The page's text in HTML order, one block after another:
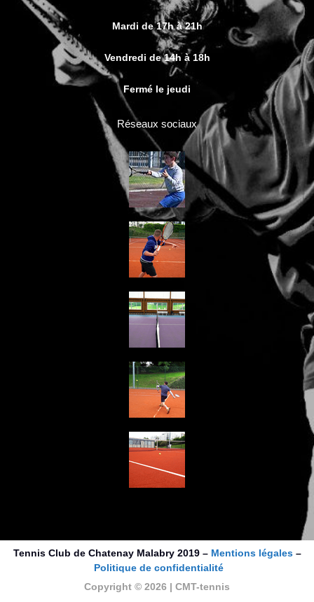
Mardi de 17h à 21h
Vendredi de 14h à 18h
Fermé le jeudi
Réseaux sociaux
Tennis Club de Chatenay Malabry 2019 –Mentions légales–
Politique de confidentialité
Copyright © 2026 | CMT-tennis